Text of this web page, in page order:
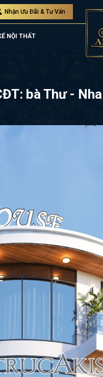
Nhận Ưu Đãi & Tư Vấn
NỘI THẤT
bà Thư -